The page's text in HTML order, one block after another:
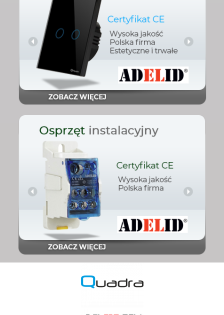
Osprzęt
elektroinstalacyjny
Sprawdź
Osprzęt instalacyjny
Sprawdź